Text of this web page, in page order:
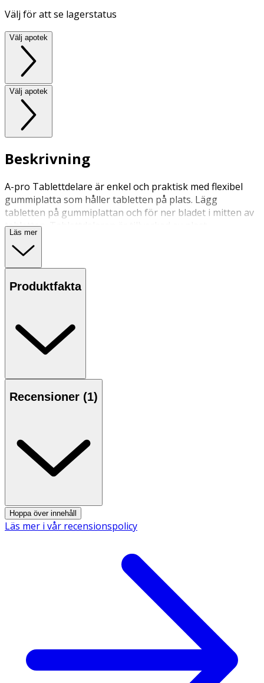
Välj för att se lagerstatus
Välj apotek
Välj apotek
Beskrivning
A-pro Tablettdelare är enkel och praktisk med flexibel
gummiplatta som håller tabletten på plats. Lägg
tabletten på gummiplattan och för ner bladet i mitten av
tabletten. Tablettdelaren är tillverkad av plast.
Läs mer
Produktfakta
Recensioner (1)
Hoppa över innehåll
Läs mer i vår recensionspolicy